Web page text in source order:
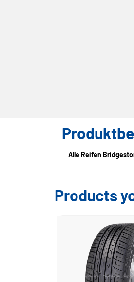
Alle Reifen
Products